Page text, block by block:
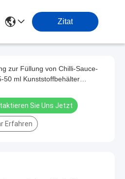
Zitat
zur Füllung von Chilli-Sauce-
50 ml Kunststoffbehälter
Sie Uns Jetzt
Erfahren